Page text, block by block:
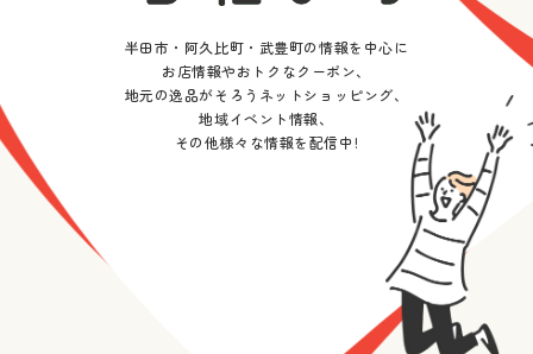
半田市・阿久比町・武豊町の情報を中心に
お店情報やおトクなクーポン、
地元の逸品がそろうネットショッピング、
地域イベント情報、
その他様々な情報を配信中!